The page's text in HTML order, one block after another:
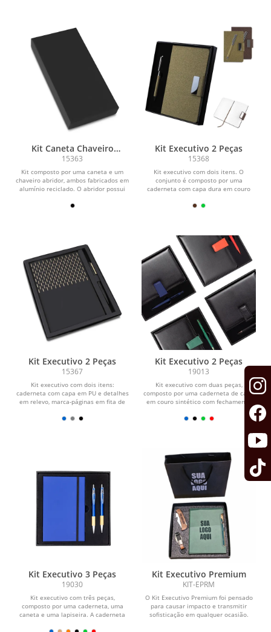
Kit Caneta Chaveiro
Alumínio
15363
Kit composto por uma caneta e um
chaveiro abridor, ambos fabricados em
alumínio reciclado. O abridor possui
Kit Executivo 2 Peças
15368
Kit executivo com dois itens. O
conjunto é composto por uma
caderneta com capa dura em couro
Kit Executivo 2 Peças
15367
Kit executivo com dois itens:
caderneta com capa em PU e detalhes
em relevo, marca-páginas em fita de
Kit Executivo 2 Peças
19013
Kit executivo com duas peças,
composto por uma caderneta de capa
em couro sintético com fechamento
Kit Executivo 3 Peças
19030
Kit executivo com três peças,
composto por uma caderneta, uma
caneta e uma lapiseira. A caderneta
Kit Executivo Premium
KIT-EPRM
O Kit Executivo Premium foi pensado
para causar impacto e transmitir
sofisticação em qualquer ocasião.